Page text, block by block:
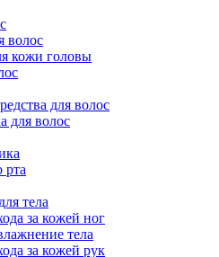
волос
кожи головы
для волос
для волос
рта
тела
за кожей ног
тела
за кожей рук